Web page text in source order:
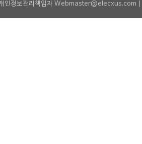
인정보관리책임자